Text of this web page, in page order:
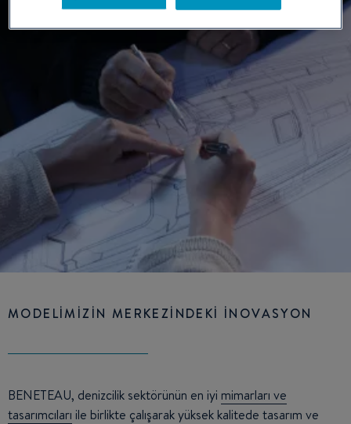
MODELİMİZİN MERKEZİNDEKİ İNOVASYON
BENETEAU, denizcilik sektörünün en iyi mimarları ve
tasarımcıları ile birlikte çalışarak yüksek kalitede tasarım ve